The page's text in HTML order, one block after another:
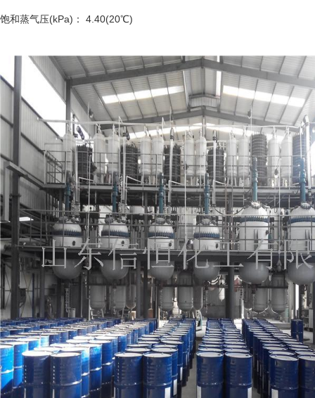
饱和蒸气压(kPa)： 4.40(20℃)